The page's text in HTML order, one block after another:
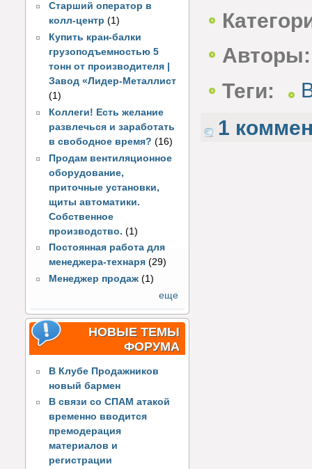
Старший оператор в
колл-центр (1)
Купить кран-балки
грузоподъемностью 5
тонн от производителя |
Завод «Лидер-Металлист
(1)
Коллеги! Есть желание
развлечься и заработать
в свободное время? (16)
Продам вентиляционное
оборудование,
приточные установки,
щиты автоматики.
Собственное
производство. (1)
Постоянная работа для
менеджера-технаря (29)
Менеджер продаж (1)
еще
НОВЫЕ ТЕМЫ
ФОРУМА
В Клубе Продажников
новый бармен
В связи со СПАМ атакой
временно вводится
премодерация
материалов и
регистрации
Авторы:
Теги:
1